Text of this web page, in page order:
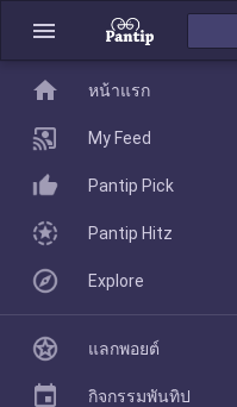
menu
home
Pantip Pick
home หน้าแรก
My Feed
Pantip Pick
Pantip Hitz
Explore
แลกพอยต์
กิจกรรมพันทิป